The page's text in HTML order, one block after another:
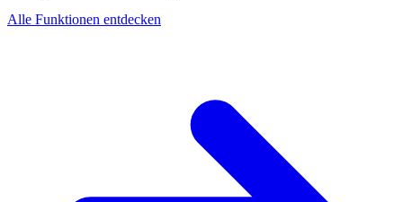
Alle Funktionen entdecken